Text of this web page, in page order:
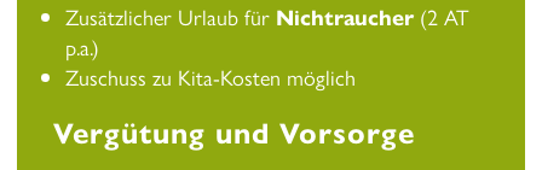
Zusätzlicher Urlaub für Nichtraucher (2 AT
p.a.)
Zuschuss zu Kita-Kosten möglich
Vergütung und Vorsorge